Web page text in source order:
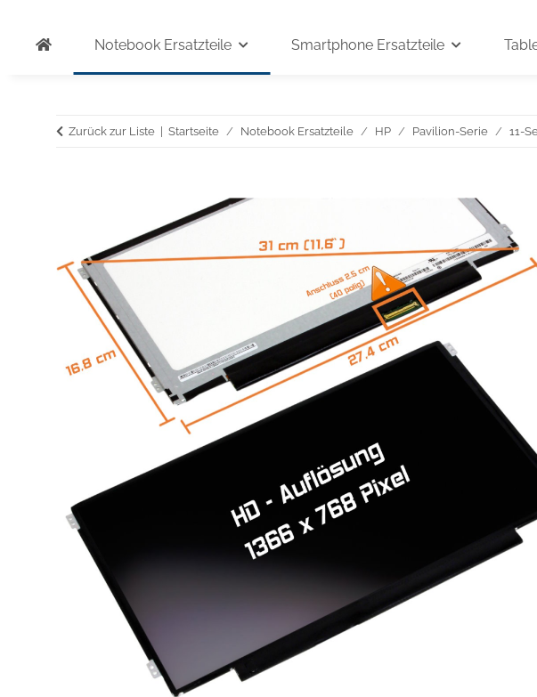
Notebook Ersatzteile Smartphone Ersatzteile
Zurück zur Liste Startseite Notebook Ersatzteile HP Pavilion-Serie 11-